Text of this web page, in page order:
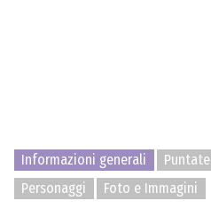
Informazioni generali Puntate
Personaggi
Foto e Immagini